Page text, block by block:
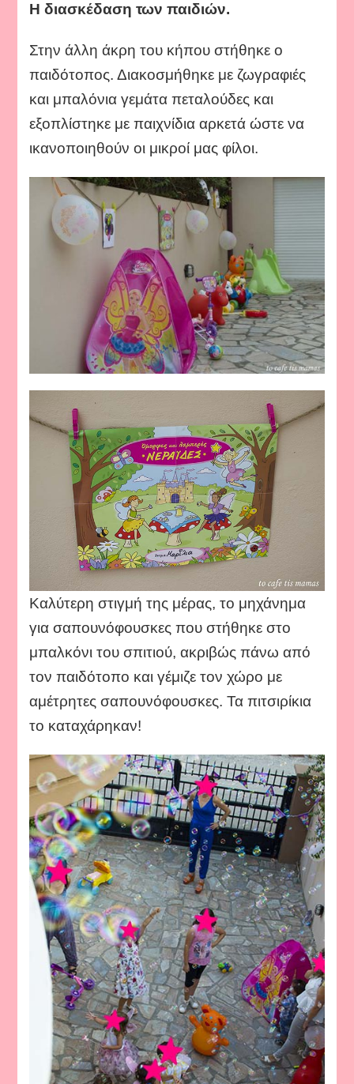
Η διασκέδαση των παιδιών.
Στην άλλη άκρη του κήπου στήθηκε ο
παιδότοπος. Διακοσμήθηκε με ζωγραφιές
και μπαλόνια γεμάτα πεταλούδες και
εξοπλίστηκε με παιχνίδια αρκετά ώστε να
ικανοποιηθούν οι μικροί μας φίλοι.
Καλύτερη στιγμή της μέρας, το μηχάνημα
για σαπουνόφουσκες που στήθηκε στο
μπαλκόνι του σπιτιού, ακριβώς πάνω από
τον παιδότοπο και γέμιζε τον χώρο με
αμέτρητες σαπουνόφουσκες. Τα πιτσιρίκια
το καταχάρηκαν!